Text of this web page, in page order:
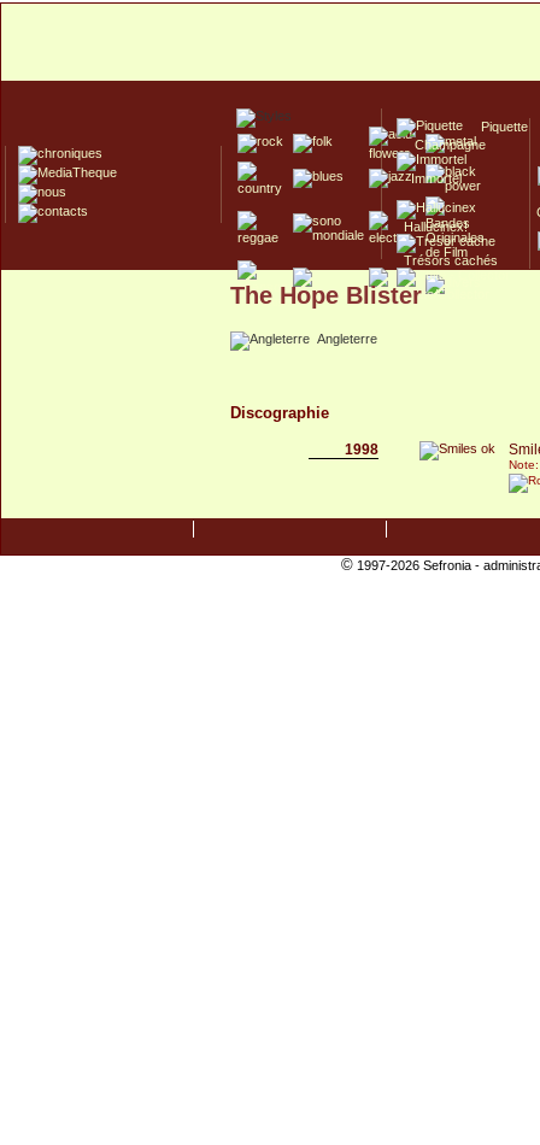
Piquette
Champagne
Immortel
Hallucinex!
Trésors cachés
Culte/Collector
The Hope Blister
Angleterre
Discographie
1998
©1997-2026 Sefronia -